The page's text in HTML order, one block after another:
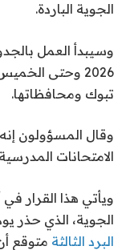
الجوية الباردة.
تبوك ومحافظاتها.
وقال المسؤولون
الامتحانات
ويأتي هذا القرار
الجوية، الذي حذر
البرد الثالثة متوقع